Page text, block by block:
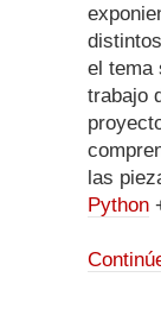
el tema
trabajo
las
Python